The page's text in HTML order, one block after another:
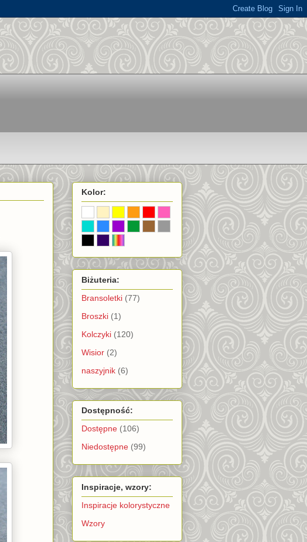
Kolor:
Biżuteria:
Bransoletki (77)
Broszki (1)
Kolczyki (120)
Wisior (2)
naszyjnik (6)
Dostępność:
Dostępne (106)
Niedostępne (99)
Inspiracje, wzory:
Inspiracje kolorystyczne
Wzory